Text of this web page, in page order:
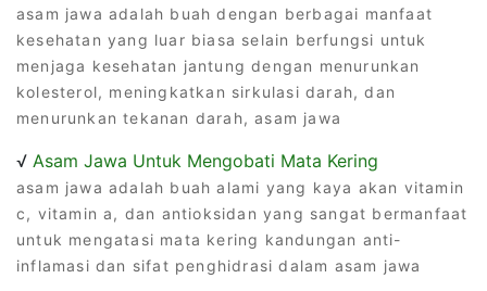
asam jawa adalah buah dengan berbagai manfaat
kesehatan yang luar biasa selain berfungsi untuk
menjaga kesehatan jantung dengan menurunkan
kolesterol, meningkatkan sirkulasi darah, dan
menurunkan tekanan darah, asam jawa
√ Asam Jawa Untuk Mengobati Mata Kering
asam jawa adalah buah alami yang kaya akan vitamin
c, vitamin a, dan antioksidan yang sangat bermanfaat
untuk mengatasi mata kering kandungan anti-
inflamasi dan sifat penghidrasi dalam asam jawa